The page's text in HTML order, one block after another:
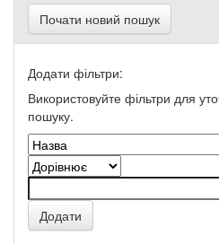
Почати новий пошук
Додати фільтри:
Використовуйте фільтри для
пошуку.